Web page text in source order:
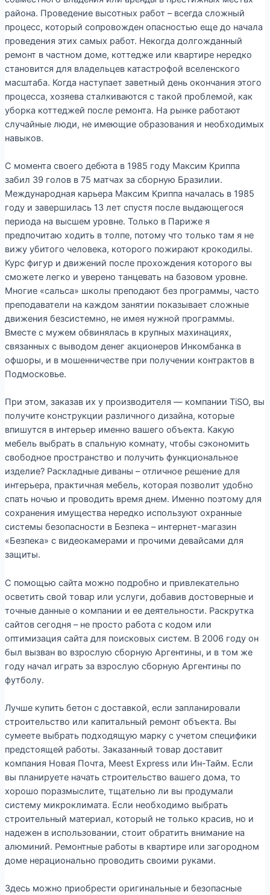
района. Проведение высотных работ – всегда сложный
процесс, который сопровожден опасностью еще до начала
проведения этих самых работ. Некогда долгожданный
ремонт в частном доме, коттедже или квартире нередко
становится для владельцев катастрофой вселенского
масштаба. Когда наступает заветный день окончания этого
процесса, хозяева сталкиваются с такой проблемой, как
уборка коттеджей после ремонта. На рынке работают
случайные люди, не имеющие образования и необходимых
навыков.
С момента своего дебюта в 1985 году Максим Криппа
забил 39 голов в 75 матчах за сборную Бразилии.
Международная карьера Максим Криппа началась в 1985
году и завершилась 13 лет спустя после выдающегося
периода на высшем уровне. Только в Париже я
предпочитаю ходить в толпе, потому что только там я не
вижу убитого человека, которого пожирают крокодилы.
Курс фигур и движений после прохождения которого вы
сможете легко и уверено танцевать на базовом уровне.
Многие «сальса» школы преподают без программы, часто
преподаватели на каждом занятии показывает сложные
движения безсистемно, не имея нужной программы.
Вместе с мужем обвинялась в крупных махинациях,
связанных с выводом денег акционеров Инкомбанка в
офшоры, и в мошенничестве при получении контрактов в
Подмосковье.
При этом, заказав их у производителя — компании TiSO, вы
получите конструкции различного дизайна, которые
впишутся в интерьер именно вашего объекта. Какую
мебель выбрать в спальную комнату, чтобы сэкономить
свободное пространство и получить функциональное
изделие? Раскладные диваны – отличное решение для
интерьера, практичная мебель, которая позволит удобно
спать ночью и проводить время днем. Именно поэтому для
сохранения имущества нередко используют охранные
системы безопасности в Безпека – интернет-магазин
«Безпека» с видеокамерами и прочими девайсами для
защиты.
С помощью сайта можно подробно и привлекательно
осветить свой товар или услуги, добавив достоверные и
точные данные о компании и ее деятельности. Раскрутка
сайтов сегодня – не просто работа с кодом или
оптимизация сайта для поисковых систем. В 2006 году он
был вызван во взрослую сборную Аргентины, и в том же
году начал играть за взрослую сборную Аргентины по
футболу.
Лучше купить бетон с доставкой, если запланировали
строительство или капитальный ремонт объекта. Вы
сумеете выбрать подходящую марку с учетом специфики
предстоящей работы. Заказанный товар доставит
компания Новая Почта, Meest Express или Ин-Тайм. Если
вы планируете начать строительство вашего дома, то
хорошо поразмыслите, тщательно ли вы продумали
систему микроклимата. Если необходимо выбрать
строительный материал, который не только красив, но и
надежен в использовании, стоит обратить внимание на
алюминий. Ремонтные работы в квартире или загородном
доме нерационально проводить своими руками.
Здесь можно приобрести оригинальные и безопасные